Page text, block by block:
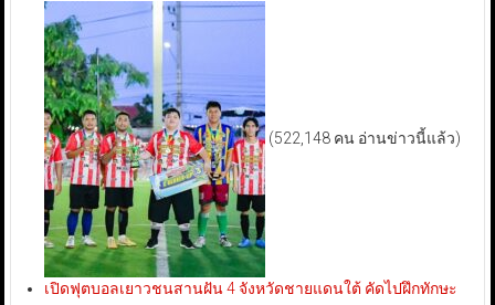
(522,148 คน อ่านข่าวนี้แล้ว)
เปิดฟุตบอลเยาวชนสานฝัน 4 จังหวัดชายแดนใต้ คัดไปฝึกทักษะ